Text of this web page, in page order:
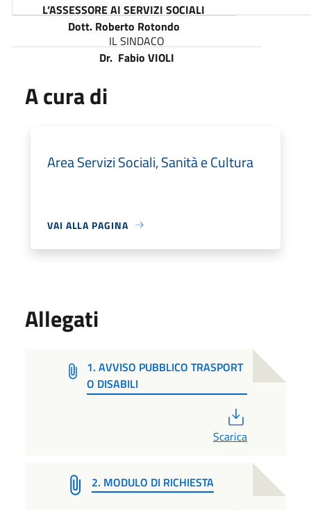
L’ASSESSORE AI SERVIZI SOCIALI
Dott. Roberto Rotondo
IL SINDACO
Dr. Fabio VIOLI
A cura di
Area Servizi Sociali, Sanità e Cultura
VAI ALLA PAGINA
Allegati
1. AVVISO PUBBLICO TRASPORT
O DISABILI
Scarica
2. MODULO DI RICHIESTA